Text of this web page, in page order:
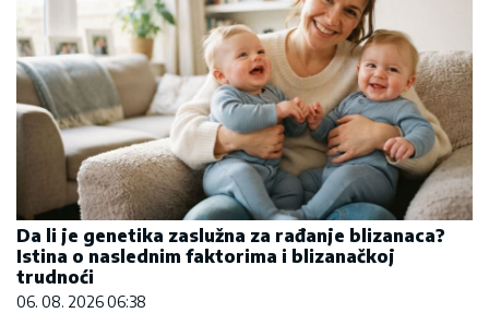
Da li je genetika zaslužna za rađanje blizanaca?
Istina o naslednim faktorima i blizanačkoj
trudnoći
06. 08. 2026 06:38